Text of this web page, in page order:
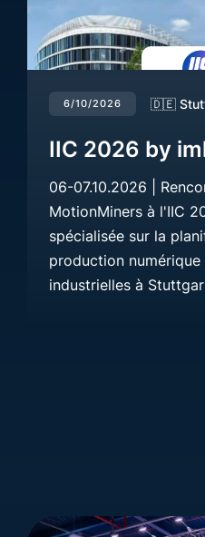
6/10/2026 🇩🇪
IIC 2026 by
06-07.10.2026 |
MotionMiners à l'IIC
spécialisée sur la
production
industrielles à